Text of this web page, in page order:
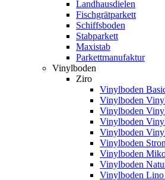
Landhausdielen
Fischgrätparkett
Schiffsboden
Stabparkett
Maxistab
Parkettmanufaktur
Vinylboden
Ziro
Vinylboden
Vinylboden
Vinylboden
Vinylboden
Vinylboden
Vinylboden
Vinylboden
Vinylboden
Vinylboden